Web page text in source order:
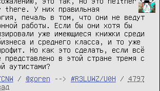
there. У них правильная
печаль в том, что они не ведут
работы. Если бы они хотя бы
уже имеющиеся книжки среди
и среднего класса, и то уже
Но как это сделать, если всё
представлено в этой стране тремя с
аутистами?
/ @goren --> #R3LUWZ/U0H / 4797